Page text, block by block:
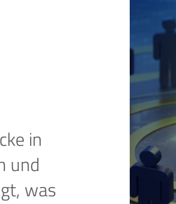
in
und
was